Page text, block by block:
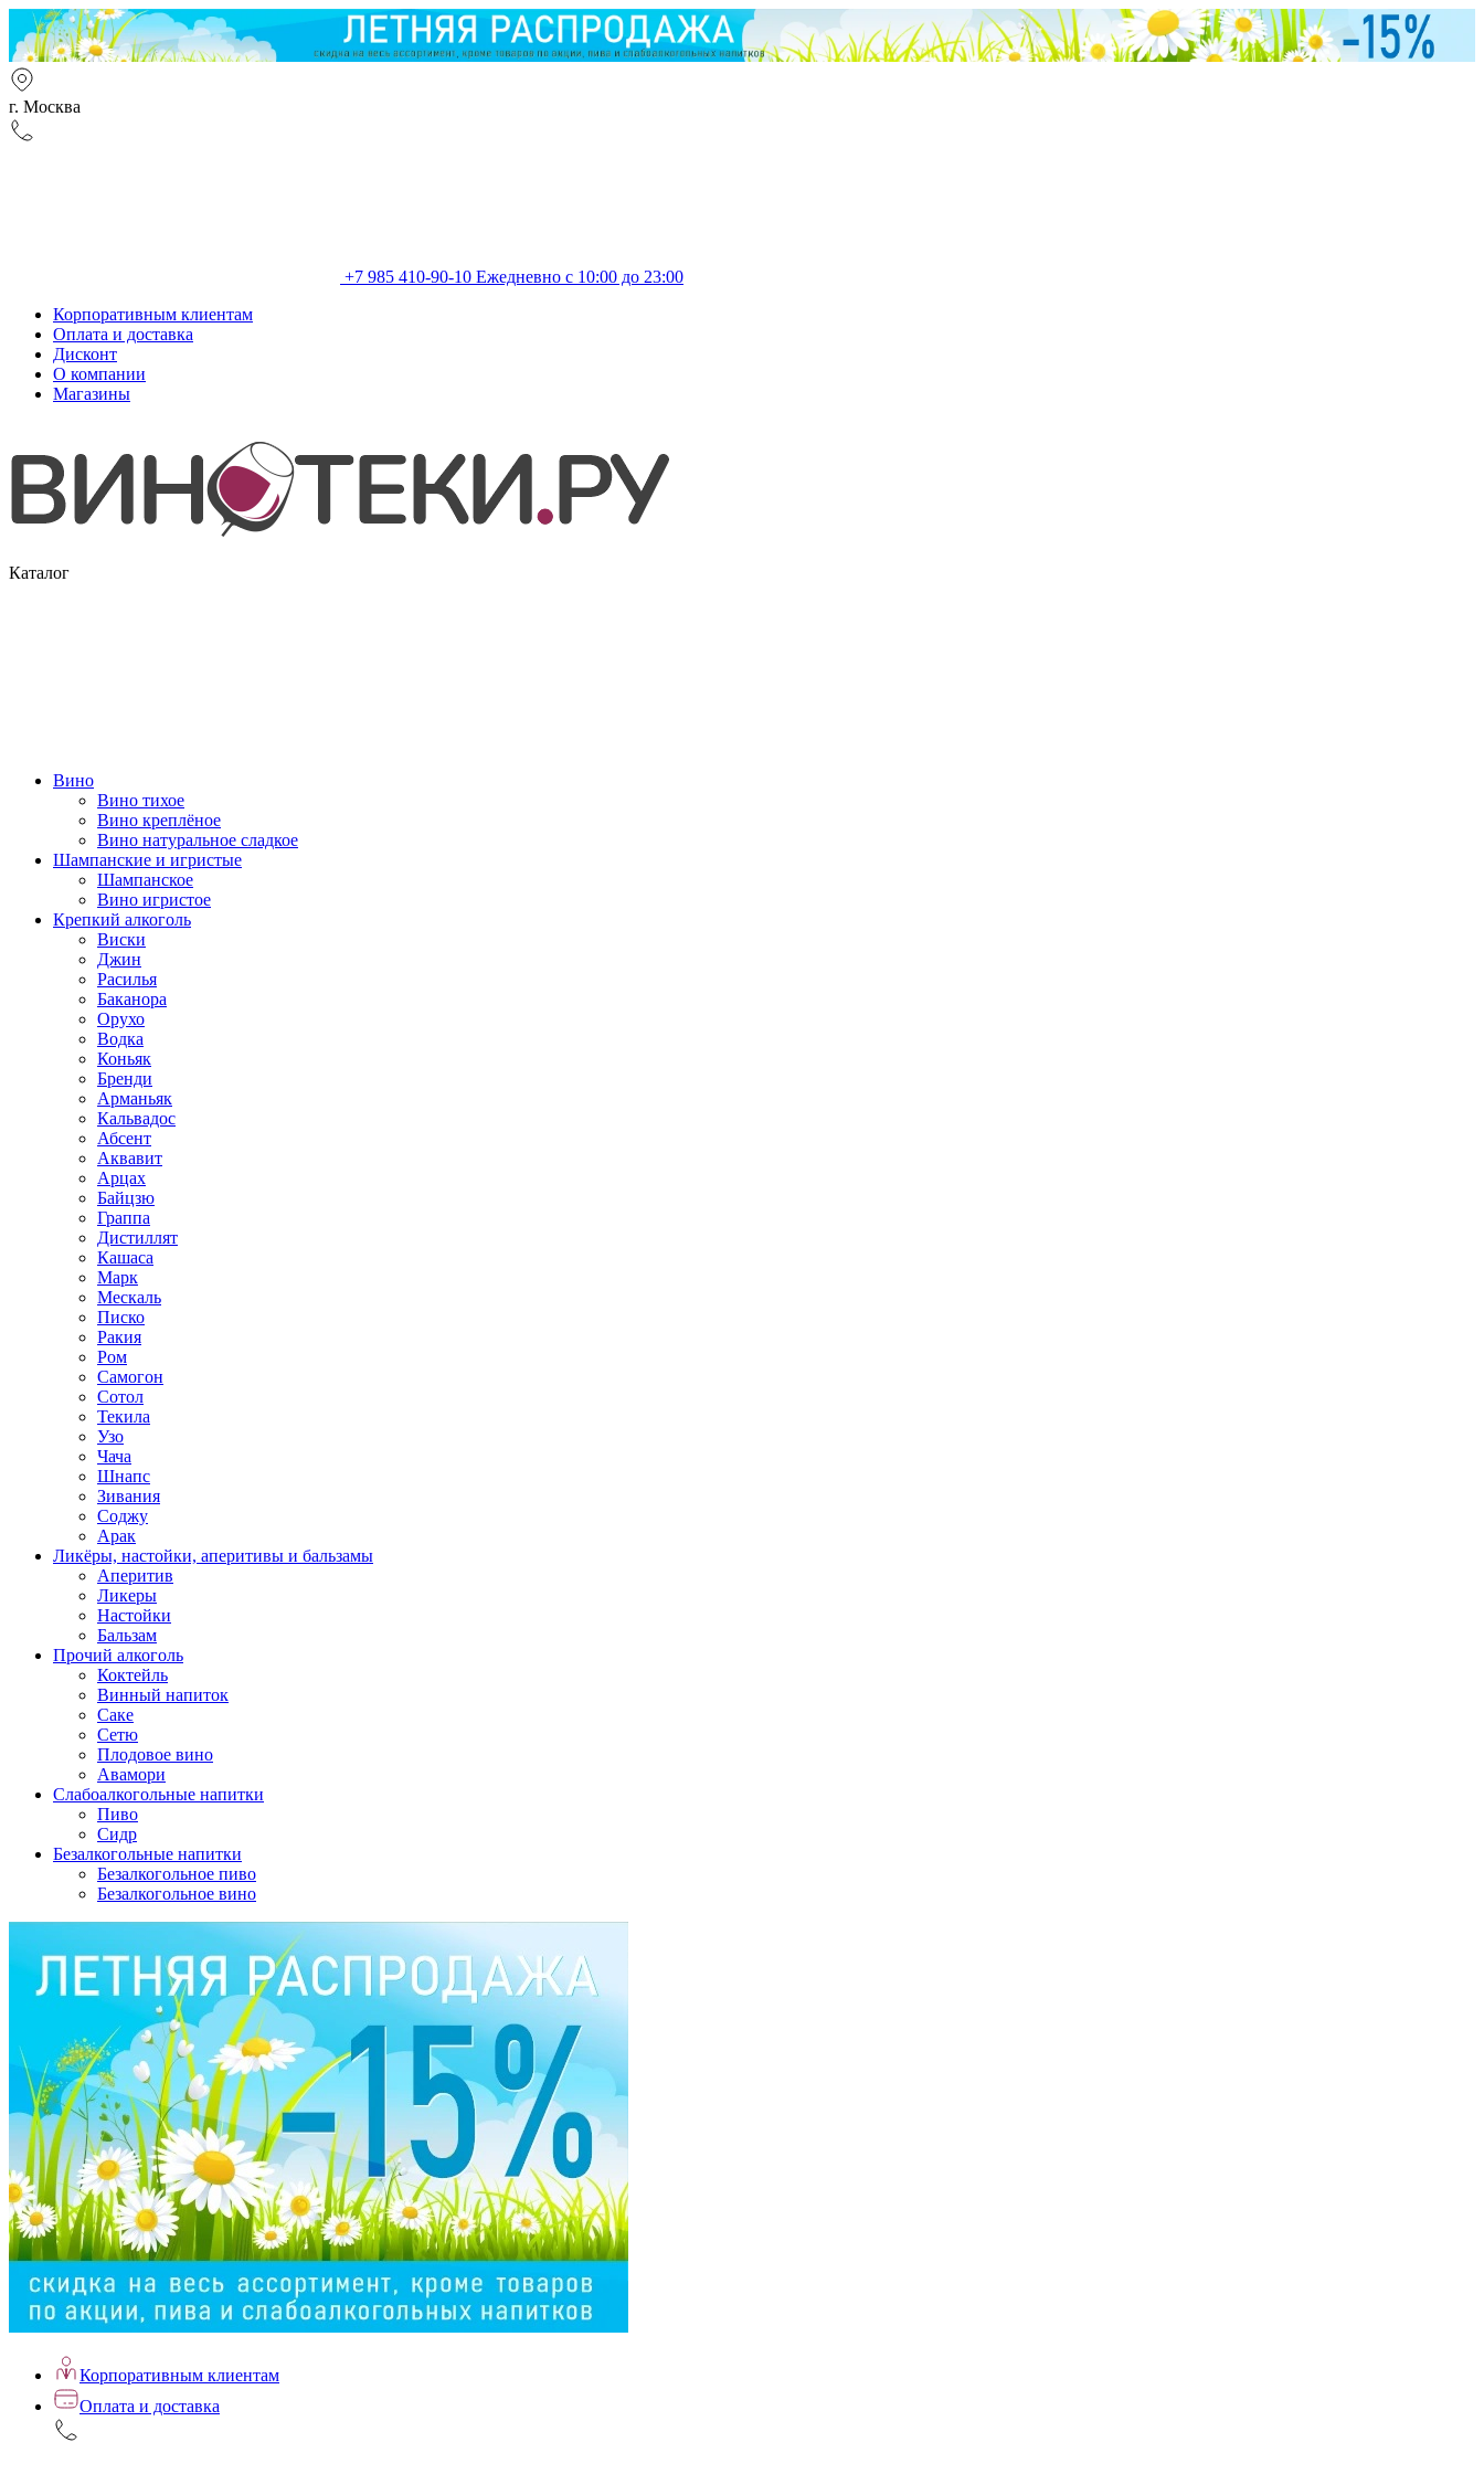
г. Москва
+7 985 410-90-10 Ежедневно с 10:00 до 23:00
Корпоративным клиентам
Оплата и доставка
Дисконт
О компании
Магазины
Каталог
Вино
Вино тихое
Вино креплёное
Вино натуральное сладкое
Шампанские и игристые
Шампанское
Вино игристое
Крепкий алкоголь
Виски
Джин
Расилья
Баканора
Орухо
Водка
Коньяк
Бренди
Арманьяк
Кальвадос
Абсент
Аквавит
Арцах
Байцзю
Граппа
Дистиллят
Кашаса
Марк
Мескаль
Писко
Ракия
Ром
Самогон
Сотол
Текила
Узо
Чача
Шнапс
Зивания
Соджу
Арак
Ликёры, настойки, аперитивы и бальзамы
Аперитив
Ликеры
Настойки
Бальзам
Прочий алкоголь
Коктейль
Винный напиток
Саке
Сетю
Плодовое вино
Авамори
Слабоалкогольные напитки
Пиво
Сидр
Безалкогольные напитки
Безалкогольное пиво
Безалкогольное вино
Корпоративным клиентам
Оплата и доставка